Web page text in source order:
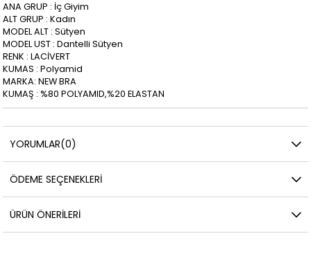
ANA GRUP : İç Giyim
ALT GRUP : Kadın
MODEL ALT : Sütyen
MODEL UST : Dantelli Sütyen
RENK : LACİVERT
KUMAS : Polyamid
MARKA: NEW BRA
KUMAŞ : %80 POLYAMID,%20 ELASTAN
YORUMLAR(0)
ÖDEME SEÇENEKLERI
ÜRÜN ÖNERILERI